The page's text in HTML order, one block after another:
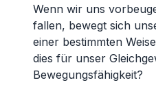
Wenn wir uns
fallen, bewegt sich
einer bestimmten
dies für unser
Bewegungsfähigkeit?